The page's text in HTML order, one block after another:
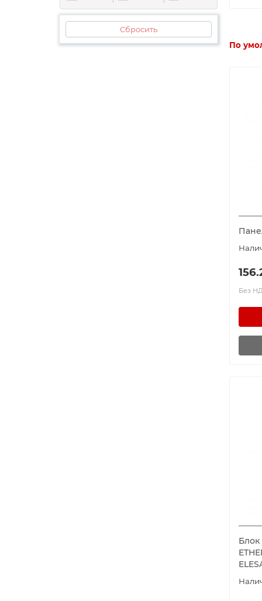
Сбросить
По
Без
Блок